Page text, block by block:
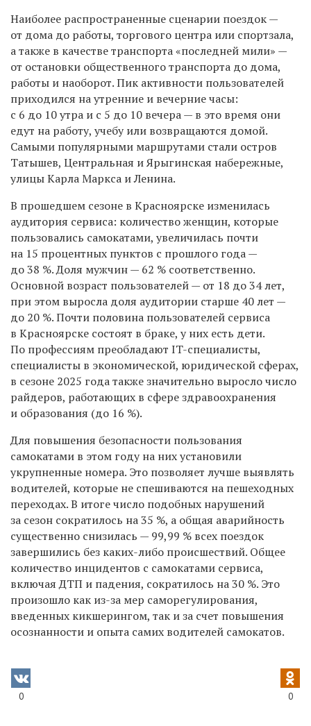
Наиболее распространенные сценарии поездок —
от дома до работы, торгового центра или спортзала,
а также в качестве транспорта «последней мили» —
от остановки общественного транспорта до дома,
работы и наоборот. Пик активности пользователей
приходился на утренние и вечерние часы:
с 6 до 10 утра и с 5 до 10 вечера — в это время они
едут на работу, учебу или возвращаются домой.
Самыми популярными маршрутами стали остров
Татышев, Центральная и Ярыгинская набережные,
улицы Карла Маркса и Ленина.
В прошедшем сезоне в Красноярске изменилась
аудитория сервиса: количество женщин, которые
пользовались самокатами, увеличилась почти
на 15 процентных пунктов с прошлого года —
до 38 %. Доля мужчин — 62 % соответственно.
Основной возраст пользователей — от 18 до 34 лет,
при этом выросла доля аудитории старше 40 лет —
до 20 %. Почти половина пользователей сервиса
в Красноярске состоят в браке, у них есть дети.
По профессиям преобладают IT-специалисты,
специалисты в экономической, юридической сферах,
в сезоне 2025 года также значительно выросло число
райдеров, работающих в сфере здравоохранения
и образования (до 16 %).
Для повышения безопасности пользования
самокатами в этом году на них установили
укрупненные номера. Это позволяет лучше выявлять
водителей, которые не спешиваются на пешеходных
переходах. В итоге число подобных нарушений
за сезон сократилось на 35 %, а общая аварийность
существенно снизилась — 99,99 % всех поездок
завершились без каких-либо происшествий. Общее
количество инцидентов с самокатами сервиса,
включая ДТП и падения, сократилось на 30 %. Это
произошло как из-за мер саморегулирования,
введенных кикшерингом, так и за счет повышения
осознанности и опыта самих водителей самокатов.
0 0